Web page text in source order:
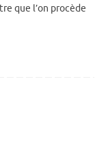
que l’on procède